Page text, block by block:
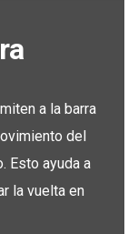
a la barra
del
Esto ayuda a
la vuelta en